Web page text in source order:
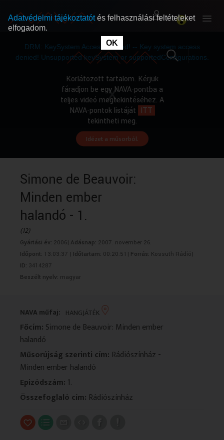
RÓLUNK
RÓLUNK
DRM: KeySystem Access Denied! -- Key system access
denied! Unsupported keySystem or supportedConfigurations.
Korlátozott tartalom. Kérjük
fáradjon be egy NAVA-pontba a
teljes videó megtekintéséhez. A
NAVA-pontok listáját ITT
tekintheti meg.
Idézet a műsorból.
Simone de Beauvoir:
Minden ember
halandó - 1.
(12)
Gyártási év: 2006| Adásnap: 2007. november 26.
Időpont: 13:03:37 | Időtartam: 00:20:51| Forrás: Kossuth Rádió|
ID: 3414287
Beszélt nyelv: magyar
NAVA műfaj: HANGJÁTÉK
Főcím: Simone de Beauvoir: Minden ember
halandó
Műsorújság szerinti cím: Rádiószínház -
Minden ember halandó
Epizódszám: 1.
Összefoglaló cím: Rádiószínház
Adatvédelmi tájékoztatótés felhasználási feltételeket
elfogadom.
OK